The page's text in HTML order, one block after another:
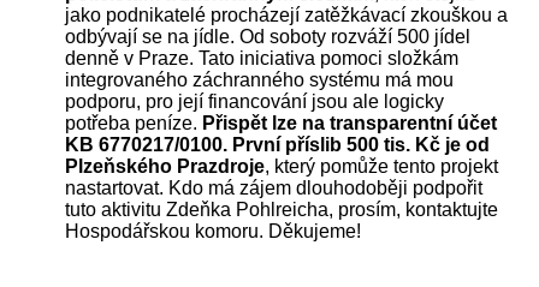
jako podnikatelé procházejí zatěžkávací zkouškou a
odbývají se na jídle. Od soboty rozváží 500 jídel
denně v Praze. Tato iniciativa pomoci složkám
integrovaného záchranného systému má mou
podporu, pro její financování jsou ale logicky
potřeba peníze. Přispět lze na transparentní účet
KB 6770217/0100. První příslib 500 tis. Kč je od
Plzeňského Prazdroje, který pomůže tento projekt
nastartovat. Kdo má zájem dlouhodoběji podpořit
tuto aktivitu Zdeňka Pohlreicha, prosím, kontaktujte
Hospodářskou komoru. Děkujeme!